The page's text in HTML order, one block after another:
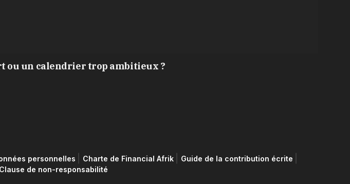
ou un calendrier trop ambitieux ?
personnelles Charte de Financial Afrik
Guide de la contribution écrite
Clause de non-responsabilité